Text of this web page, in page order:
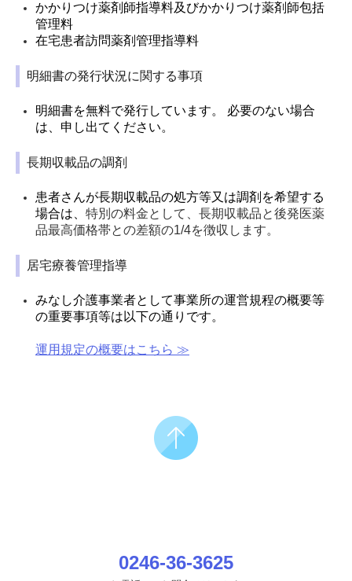
かかりつけ薬剤師指導料及びかかりつけ薬剤師包括
管理料
在宅患者訪問薬剤管理指導料
明細書の発行状況に関する事項
明細書を無料で発行しています。 必要のない場合
は、申し出てください。
長期収載品の調剤
患者さんが長期収載品の処方等又は調剤を希望する
場合は、 特別の料金として、長期収載品と後発医薬
品最高価格帯との差額の1/4を徴収します。
居宅療養管理指導
みなし介護事業者として事業所の運営規程の概要等
の重要事項等は以下の通りです。
運用規定の概要はこちら ≫
0246-36-3625